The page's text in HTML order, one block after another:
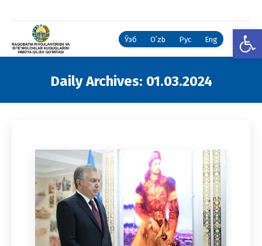
Ўзб Oʻzb Рус Eng
Daily Archives: 01.03.2024